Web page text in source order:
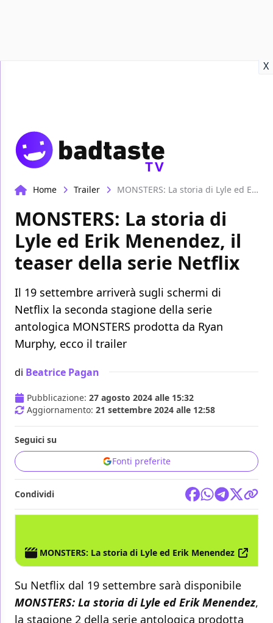
X
TV
Home Trailer MONSTERS: La storia di Lyle ed Erik Menendez, il teaser della serie Netflix
MONSTERS: La storia di
Lyle ed Erik Menendez, il
teaser della serie Netflix
Il 19 settembre arriverà sugli schermi di
Netflix la seconda stagione della serie
antologica MONSTERS prodotta da Ryan
Murphy, ecco il trailer
di Beatrice Pagan
Pubblicazione: 27 agosto 2024 alle 15:32
Aggiornamento: 21 settembre 2024 alle 12:58
Seguici su
Fonti preferite
Condividi
MONSTERS: La storia di Lyle ed Erik Menendez
Su Netflix dal 19 settembre sarà disponibile
MONSTERS: La storia di Lyle ed Erik Menendez,
la stagione 2 della serie antologica prodotta